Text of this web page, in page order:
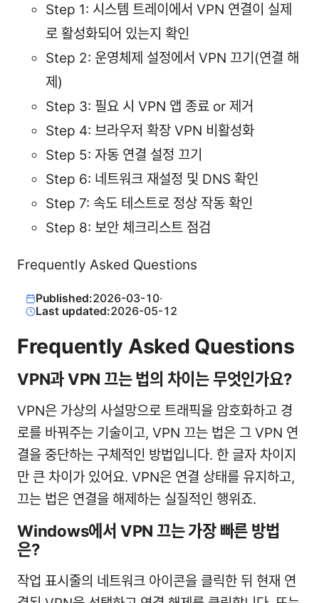
Step 1: 시스템 트레이에서 VPN 연결이 실제
로 활성화되어 있는지 확인
Step 2: 운영체제 설정에서 VPN 끄기(연결 해
제)
Step 3: 필요 시 VPN 앱 종료 or 제거
Step 4: 브라우저 확장 VPN 비활성화
Step 5: 자동 연결 설정 끄기
Step 6: 네트워크 재설정 및 DNS 확인
Step 7: 속도 테스트로 정상 작동 확인
Step 8: 보안 체크리스트 점검
Frequently Asked Questions
Published:2026-03-10·
Last updated:2026-05-12
Frequently Asked Questions
VPN과 VPN 끄는 법의 차이는 무엇인가요?
VPN은 가상의 사설망으로 트래픽을 암호화하고 경
로를 바꿔주는 기술이고, VPN 끄는 법은 그 VPN 연
결을 중단하는 구체적인 방법입니다. 한 글자 차이지
만 큰 차이가 있어요. VPN은 연결 상태를 유지하고,
끄는 법은 연결을 해제하는 실질적인 행위죠.
Windows에서 VPN 끄는 가장 빠른 방법
은?
작업 표시줄의 네트워크 아이콘을 클릭한 뒤 현재 연